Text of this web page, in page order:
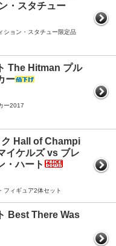
・スタチュー
ション・スタチュー限定品
The Hitman プル
ー
ー2017
Hall of Champi
イケルズ vs ブレ
・ハート
フィギュア2体セット
Best There Was